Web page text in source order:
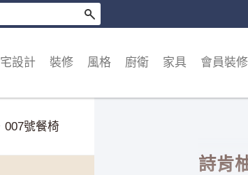
設計 裝修 風格 廚衛 家具 會員裝
011號扶手餐椅
009號餐椅
007號餐椅
詩肯